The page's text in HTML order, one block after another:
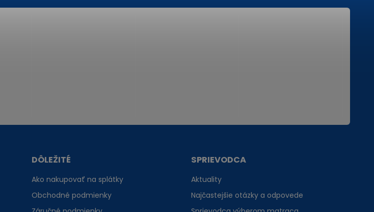
DÔLEŽITÉ
Ako nakupovať na splátky
Obchodné podmienky
SPRIEVODCA
Aktuality
Najčastejšie otázky a odpovede